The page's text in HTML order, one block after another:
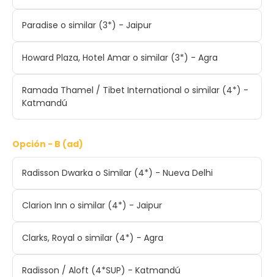
Paradise o similar (3*) - Jaipur
Howard Plaza, Hotel Amar o similar (3*) - Agra
Ramada Thamel / Tibet International o similar (4*) -
Katmandú
Opción - B (ad)
Radisson Dwarka o Similar (4*) - Nueva Delhi
Clarion Inn o similar (4*) - Jaipur
Clarks, Royal o similar (4*) - Agra
Radisson / Aloft (4*SUP) - Katmandú